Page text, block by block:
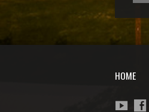
HOME